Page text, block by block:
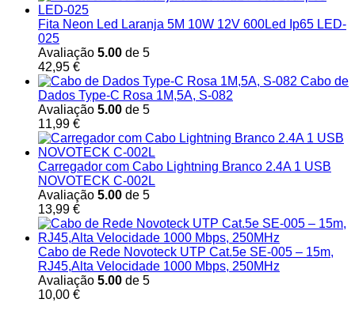
Fita Neon Led Laranja 5M 10W 12V 600Led Ip65 LED-
025
Avaliação 5.00 de 5
42,95 €
Cabo de
Dados Type-C Rosa 1M,5A, S-082
Avaliação 5.00 de 5
11,99 €
Carregador com Cabo Lightning Branco 2.4A 1 USB
NOVOTECK C-002L
Avaliação 5.00 de 5
13,99 €
Cabo de Rede Novoteck UTP Cat.5e SE-005 – 15m,
RJ45,Alta Velocidade 1000 Mbps, 250MHz
Avaliação 5.00 de 5
10,00 €